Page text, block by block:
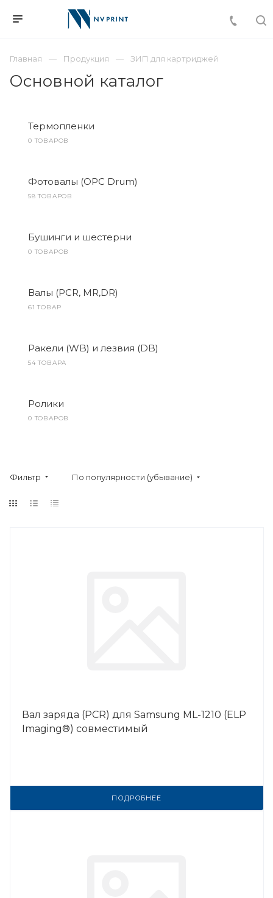
Главная Продукция ЗИП для картриджей
Основной каталог
Термопленки
0 ТОВАРОВ
Фотовалы (OPC Drum)
58 ТОВАРОВ
Бушинги и шестерни
0 ТОВАРОВ
Валы (PCR, MR,DR)
61 ТОВАР
Ракели (WB) и лезвия (DB)
54 ТОВАРА
Ролики
0 ТОВАРОВ
Фильтр По популярности (убывание)
Вал заряда (PCR) для Samsung ML-1210 (ELP
Imaging®) совместимый
ПОДРОБНЕЕ